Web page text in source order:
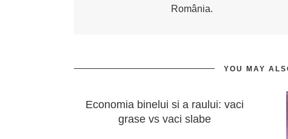
România.
YOU MAY
Economia binelui si a raului: vaci
grase vs vaci slabe